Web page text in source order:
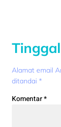
Alamat email
ditandai *
Komentar*